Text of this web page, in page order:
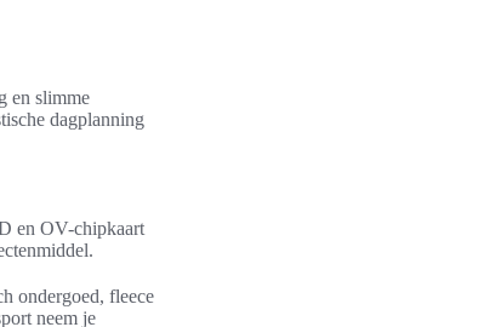
en slimme
dagplanning
en OV-chipkaart
ondergoed, fleece
neem je